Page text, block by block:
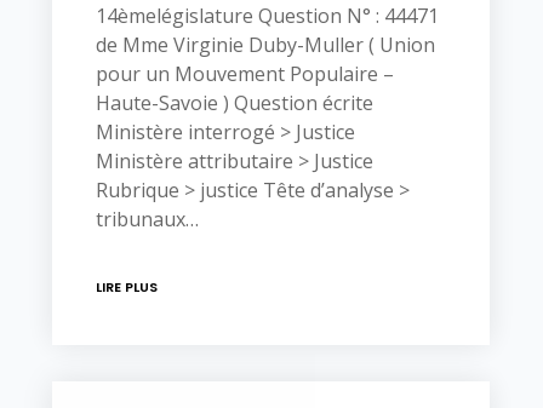
14èmelégislature Question N° : 44471
de Mme Virginie Duby-Muller ( Union
pour un Mouvement Populaire –
Haute-Savoie ) Question écrite
Ministère interrogé > Justice
Ministère attributaire > Justice
Rubrique > justice Tête d’analyse >
tribunaux…
LIRE PLUS